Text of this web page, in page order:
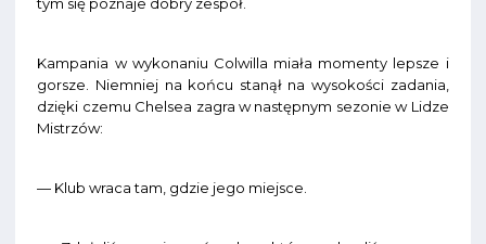
Kampania w wykonaniu Colwilla miała momenty lepsze i
gorsze. Niemniej na końcu stanął na wysokości zadania,
dzięki czemu Chelsea zagra w następnym sezonie w Lidze
Mistrzów:
— Klub wraca tam, gdzie jego miejsce.